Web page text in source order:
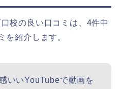
校の良い口コミは、4件中
を紹介します。
いいYouTubeで動画を